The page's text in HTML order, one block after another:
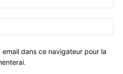
:*
:*
email dans ce navigateur pour la